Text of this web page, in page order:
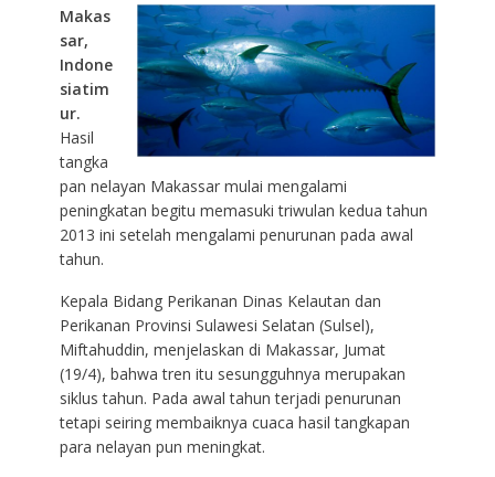
Makas
sar,
Indone
siatim
ur.
Hasil
tangka
pan nelayan Makassar mulai mengalami
peningkatan begitu memasuki triwulan kedua tahun
2013 ini setelah mengalami penurunan pada awal
tahun.
Kepala Bidang Perikanan Dinas Kelautan dan
Perikanan Provinsi Sulawesi Selatan (Sulsel),
Miftahuddin, menjelaskan di Makassar, Jumat
(19/4), bahwa tren itu sesungguhnya merupakan
siklus tahun. Pada awal tahun terjadi penurunan
tetapi seiring membaiknya cuaca hasil tangkapan
para nelayan pun meningkat.